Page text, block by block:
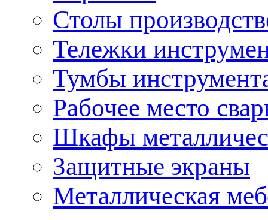
Столы
Тележки
Тумбы
Рабочее место
Шкафы
Защитные экраны
Металлическая